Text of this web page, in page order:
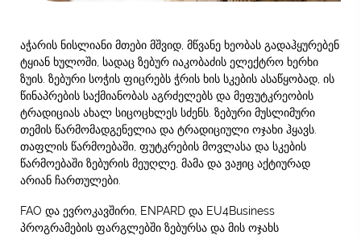
აჭარის ნისლიანი მთები მშვიდ, მწვანე ხეობას გადაჰყურებენ
ტყიან ხულოში, სადაც ზებურ იაკობაძის ელექტრო ხერხი
ზუის. ზებური სოჭის ფიცრებს ჭრის ხის სკების ასაწყობად, ის
წინაპრების საქმიანობას აგრძელებს და მეფუტკრეობის
ტრადიციას ახალ სიცოცხლეს სძენს. ზებური მუსლიმური
თემის წარმომადგენელია და ტრადიციული ოჯახი ჰყავს.
თაფლის წარმოებაში, ფუტკრების მოვლასა და სკების
წარმოებაში ზებურის მეუღლე, მამა და ვაჟიც აქტიურად
არიან ჩართულები.
FAO და ევროკავშირი, ENPARD და EU4Business
პროგრამების ფარგლებში ზებურსა და მის ოჯახს